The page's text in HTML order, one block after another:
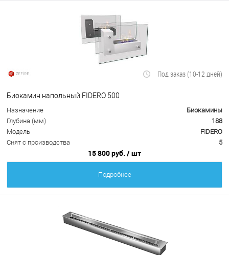
Под заказ (10-12 дней)
Биокамин напольный FIDERO 500
Назначение
Биокамины
Глубина (мм)
188
Модель
FIDERO
Снят с производства
5
15 800 руб. / шт
Подробнее